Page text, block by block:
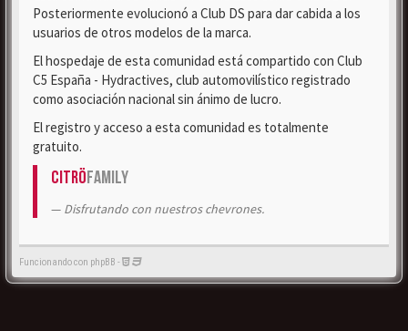
Posteriormente evolucionó a Club DS para dar cabida a los
usuarios de otros modelos de la marca.
El hospedaje de esta comunidad está compartido con Club
C5 España - Hydractives, club automovilístico registrado
como asociación nacional sin ánimo de lucro.
El registro y acceso a esta comunidad es totalmente
gratuito.
CitröFamily
Disfrutando con nuestros chevrones.
Funcionando con phpBB -